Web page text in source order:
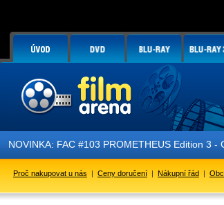
NOVINKA: FAC #103 PROMETHEUS Edition 3
Proč nakupovat u nás | Ceny doručení | Nákupní řád |